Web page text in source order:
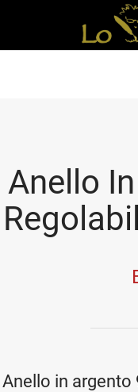
Anello
Anello in